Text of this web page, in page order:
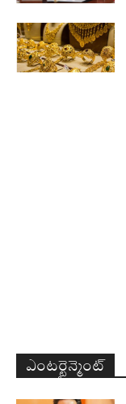
ఎంటర్టైన్మెంట్